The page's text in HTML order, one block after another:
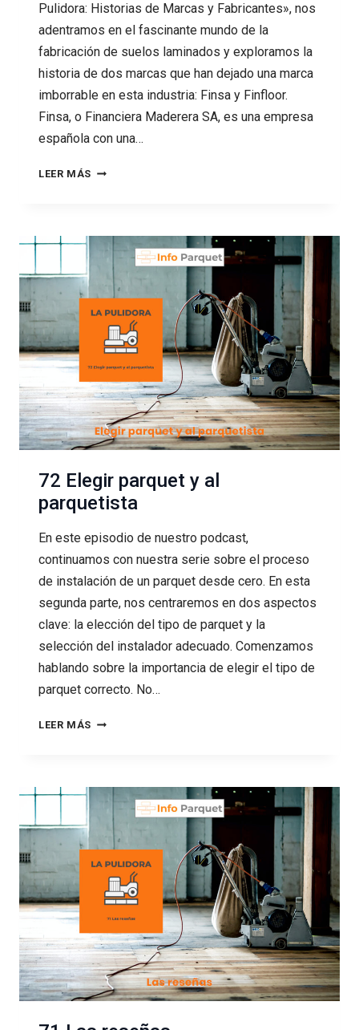
Pulidora: Historias de Marcas y Fabricantes», nos
adentramos en el fascinante mundo de la
fabricación de suelos laminados y exploramos la
historia de dos marcas que han dejado una marca
imborrable en esta industria: Finsa y Finfloor.
Finsa, o Financiera Maderera SA, es una empresa
española con una…
LEER MÁS 73
FINFLOOR
72 Elegir parquet y al
parquetista
En este episodio de nuestro podcast,
continuamos con nuestra serie sobre el proceso
de instalación de un parquet desde cero. En esta
segunda parte, nos centraremos en dos aspectos
clave: la elección del tipo de parquet y la
selección del instalador adecuado. Comenzamos
hablando sobre la importancia de elegir el tipo de
parquet correcto. No…
LEER MÁS 72
Y